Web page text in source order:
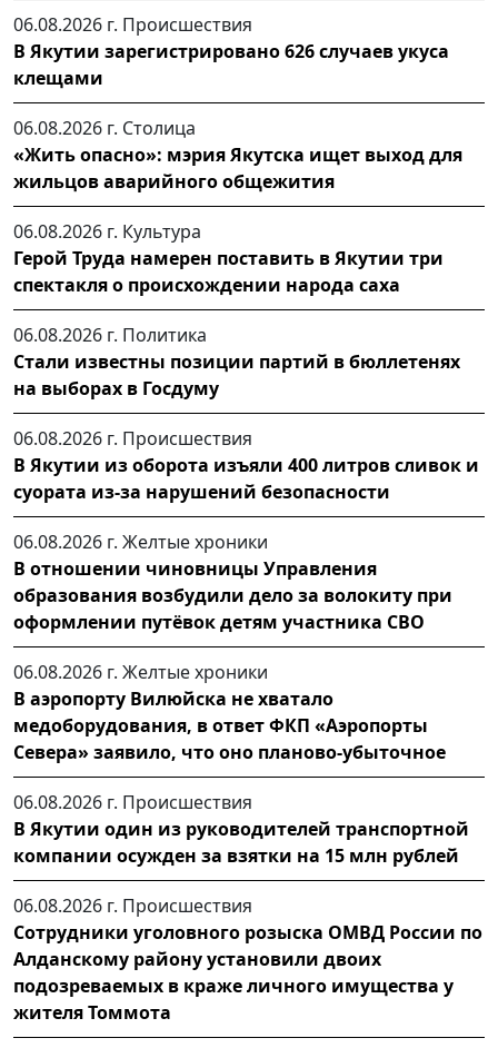
06.08.2026 г. Происшествия
В Якутии зарегистрировано 626 случаев укуса
клещами
06.08.2026 г. Столица
«Жить опасно»: мэрия Якутска ищет выход для
жильцов аварийного общежития
06.08.2026 г. Культура
Герой Труда намерен поставить в Якутии три
спектакля о происхождении народа саха
06.08.2026 г. Политика
Стали известны позиции партий в бюллетенях
на выборах в Госдуму
06.08.2026 г. Происшествия
В Якутии из оборота изъяли 400 литров сливок и
суората из-за нарушений безопасности
06.08.2026 г. Желтые хроники
В отношении чиновницы Управления
образования возбудили дело за волокиту при
оформлении путёвок детям участника СВО
06.08.2026 г. Желтые хроники
В аэропорту Вилюйска не хватало
медоборудования, в ответ ФКП «Аэропорты
Севера» заявило, что оно планово-убыточное
06.08.2026 г. Происшествия
В Якутии один из руководителей транспортной
компании осужден за взятки на 15 млн рублей
06.08.2026 г. Происшествия
Сотрудники уголовного розыска ОМВД России по
Алданскому району установили двоих
подозреваемых в краже личного имущества у
жителя Томмота